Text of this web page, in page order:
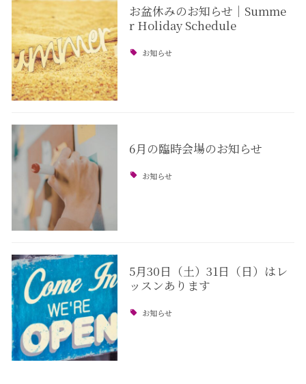
お盆休みのお知らせ｜Summe
r Holiday Schedule
お知らせ
6月の臨時会場のお知らせ
お知らせ
5月30日（土）31日（日）はレ
ッスンあります
お知らせ